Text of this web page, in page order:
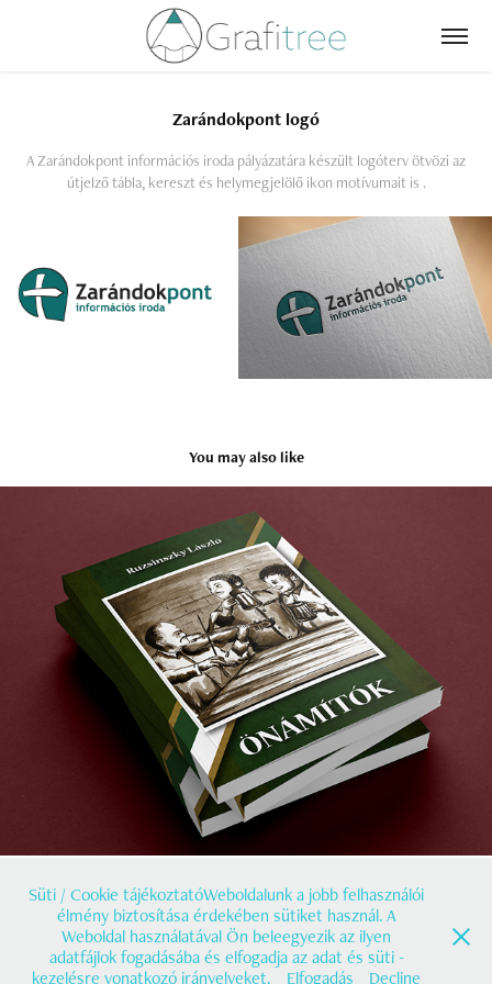
Zarándokpont logó
A Zarándokpont információs iroda pályázatára készült logóterv ötvözi az
útjelző tábla, kereszt és helymegjelölő ikon motívumait is .
You may also like
Könyvborító és illusztrációk
2020
@2019 Őri Zsolt e.v. | info@grafitree.hu | +36 20/425 9822
Süti / Cookie tájékoztatóWeboldalunk a jobb felhasználói
élmény biztosítása érdekében sütiket használ. A
Weboldal használatával Ön beleegyezik az ilyen
adatfájlok fogadásába és elfogadja az adat és süti -
kezelésre vonatkozó irányelveket.
Elfogadás Decline